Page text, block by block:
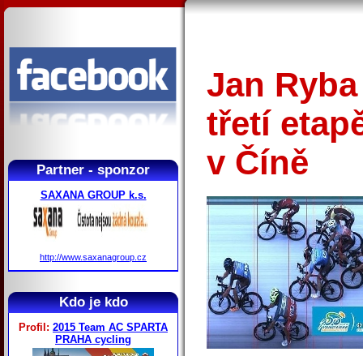
Partner - sponzor
SAXANA GROUP k.s.
http://www.saxanagroup.cz
Kdo je kdo
Profil: 2015 Team AC SPARTA
PRAHA cycling
Jan
třetí
v Číně